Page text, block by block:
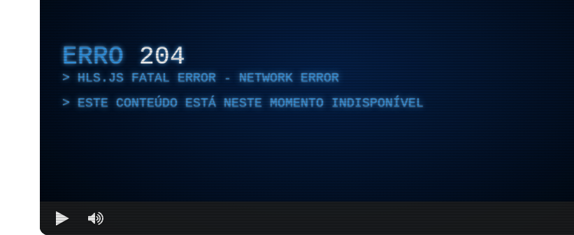
ERRO 204
HLS.JS FATAL ERROR - NETWORK ERROR
ESTE CONTEÚDO ESTÁ NESTE MOMENTO INDISPONÍVEL